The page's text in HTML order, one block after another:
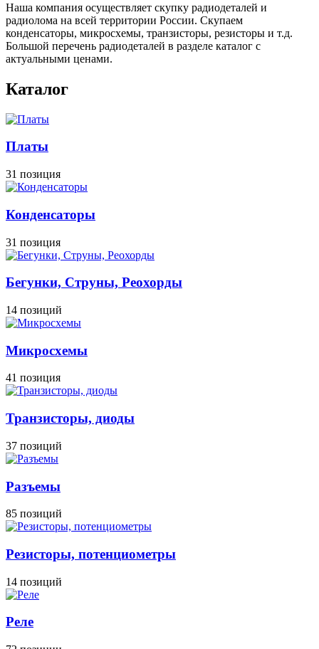
Наша компания осуществляет скупку радиодеталей и
радиолома на всей территории России. Скупаем
конденсаторы, микросхемы, транзисторы, резисторы и т.д.
Большой перечень радиодеталей в разделе каталог с
актуальными ценами.
Каталог
Платы
31 позиция
Конденсаторы
31 позиция
Бегунки, Струны, Реохорды
14 позиций
Микросхемы
41 позиция
Транзисторы, диоды
37 позиций
Разъемы
85 позиций
Резисторы, потенциометры
14 позиций
Реле